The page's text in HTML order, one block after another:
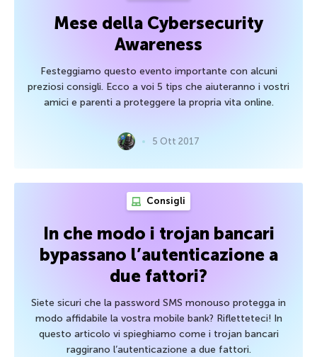
Mese della Cybersecurity
Awareness
Festeggiamo questo evento importante con alcuni
preziosi consigli. Ecco a voi 5 tips che aiuteranno i vostri
amici e parenti a proteggere la propria vita online.
5 Ott 2017
Consigli
In che modo i trojan bancari
bypassano l’autenticazione a
due fattori?
Siete sicuri che la password SMS monouso protegga in
modo affidabile la vostra mobile bank? Rifletteteci! In
questo articolo vi spieghiamo come i trojan bancari
raggirano l’autenticazione a due fattori.